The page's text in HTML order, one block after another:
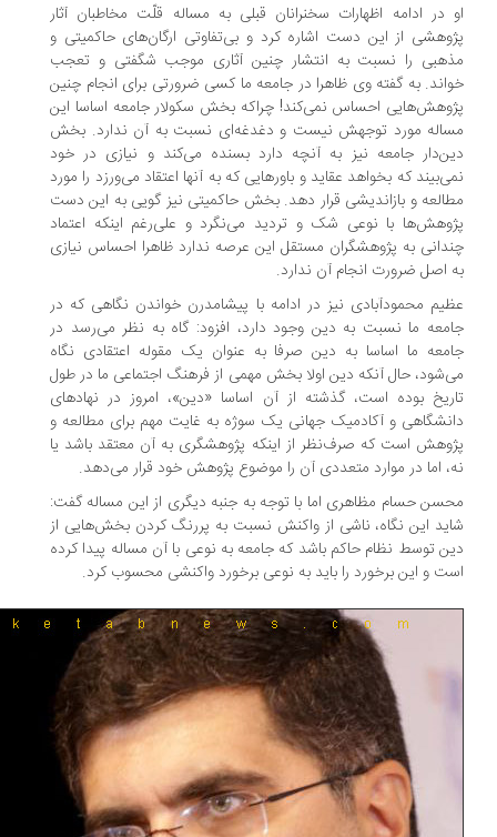
در ادامه اظهارات سخنرانان قبلی به مساله قلّت مخاطبان آثار
از این دست اشاره کرد و بی‌تفاوتی ارگان‌های حاکمیتی و
را نسبت به انتشار چنین آثاری موجب شگفتی و تعجب
به گفته وی ظاهرا در جامعه ما کسی ضرورتی برای انجام چنین
احساس نمی‌کند! چراکه بخش سکولار جامعه اساسا این
مورد توجهش نیست و دغدغه‌ای نسبت به آن ندارد. بخش
جامعه نیز به آنچه دارد بسنده می‌کند و نیازی در خود
که بخواهد عقاید و باورهایی که به آنها اعتقاد می‌ورزد را مورد
و بازاندیشی قرار دهد. بخش حاکمیتی نیز گویی به این دست
با نوعی شک و تردید می‌نگرد و علی‌رغم اینکه اعتماد
به پژوهشگران مستقل این عرصه ندارد ظاهرا احساس نیازی
اصل ضرورت انجام آن ندارد.
محمودآبادی نیز در ادامه با پیشامدرن خواندن نگاهی‌ که در
ما نسبت به دین وجود دارد، افزود: گاه به نظر می‌رسد در
ما اساسا به دین صرفا به عنوان یک مقوله اعتقادی نگاه
حال آنکه دین اولا بخش مهمی از فرهنگ اجتماعی ما در طول
بوده است، گذشته از آن اساسا «دین»، امروز در نهادهای
و آکادمیک جهانی یک سوژه به غایت مهم برای مطالعه و
است که صرف‌نظر از اینکه پژوهشگری به آن معتقد باشد یا
اما در موارد متعددی آن را موضوع پژوهش خود قرار می‌دهد.
حسام مظاهری اما با توجه به جنبه دیگری از این مساله گفت:
این نگاه، ناشی از واکنش نسبت به پررنگ کردن بخش‌هایی از
توسط نظام حاکم باشد که جامعه به نوعی با آن مساله پیدا کرده
و این برخورد را باید به نوعی برخورد واکنشی محسوب کرد.